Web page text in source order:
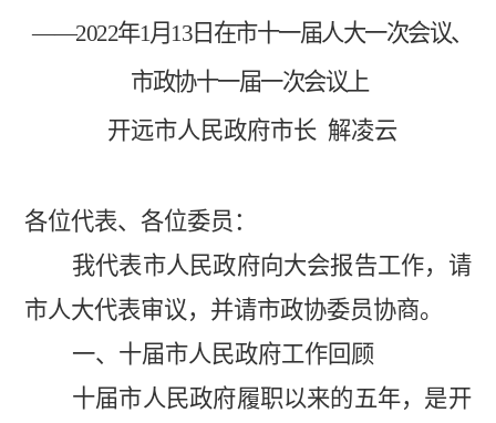
——2022年1月 13日在市十一届人大一次会议、
市政协十一届一次会议上
开远市人民政府市长 解凌云
各位代表、各位委员：
我代表市人民政府向大会报告工作，请
市人大代表审议，并请市政协委员协商。
一、十届市人民政府工作回顾
十届市人民政府履职以来的五年，是开